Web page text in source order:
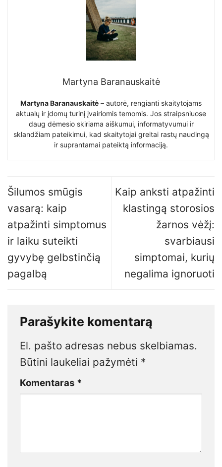
Martyna Baranauskaitė
Martyna Baranauskaitė – autorė, rengianti skaitytojams
aktualų ir įdomų turinį įvairiomis temomis. Jos straipsniuose
daug dėmesio skiriama aiškumui, informatyvumui ir
sklandžiam pateikimui, kad skaitytojai greitai rastų naudingą
ir suprantamai pateiktą informaciją.
Šilumos smūgis
vasarą: kaip
atpažinti simptomus
ir laiku suteikti
gyvybę gelbstinčią
pagalbą
Kaip anksti atpažinti
klastingą storosios
žarnos vėžį:
svarbiausi
simptomai, kurių
negalima ignoruoti
Parašykite komentarą
El. pašto adresas nebus skelbiamas.
Būtini laukeliai pažymėti *
Komentaras *